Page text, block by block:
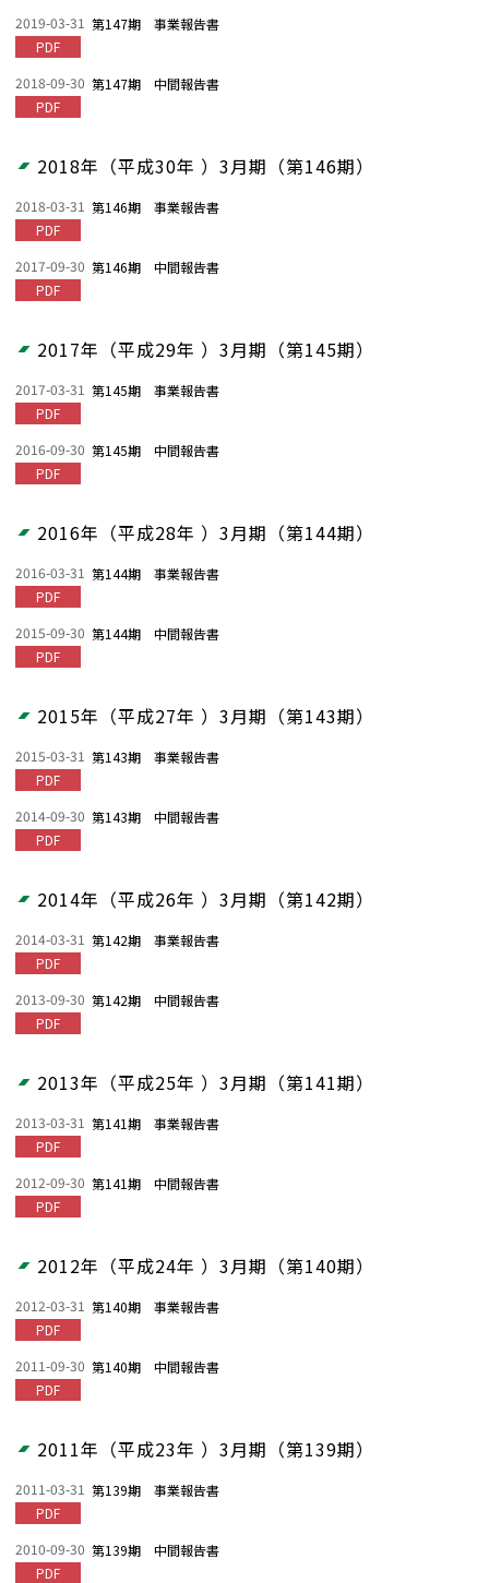
2019-03-31
PDF
第147期 事業報告書
2018-09-30
PDF
第147期 中間報告書
2018年（平成30年 ）3月期（第146期）
2018-03-31
PDF
第146期 事業報告書
2017-09-30
PDF
第146期 中間報告書
2017年（平成29年 ）3月期（第145期）
2017-03-31
PDF
第145期 事業報告書
2016-09-30
PDF
第145期 中間報告書
2016年（平成28年 ）3月期（第144期）
2016-03-31
PDF
第144期 事業報告書
2015-09-30
PDF
第144期 中間報告書
2015年（平成27年 ）3月期（第143期）
2015-03-31
PDF
第143期 事業報告書
2014-09-30
PDF
第143期 中間報告書
2014年（平成26年 ）3月期（第142期）
2014-03-31
PDF
第142期 事業報告書
2013-09-30
PDF
第142期 中間報告書
2013年（平成25年 ）3月期（第141期）
2013-03-31
PDF
第141期 事業報告書
2012-09-30
PDF
第141期 中間報告書
2012年（平成24年 ）3月期（第140期）
2012-03-31
PDF
第140期 事業報告書
2011-09-30
PDF
第140期 中間報告書
2011年（平成23年 ）3月期（第139期）
2011-03-31
PDF
第139期 事業報告書
2010-09-30
PDF
第139期 中間報告書